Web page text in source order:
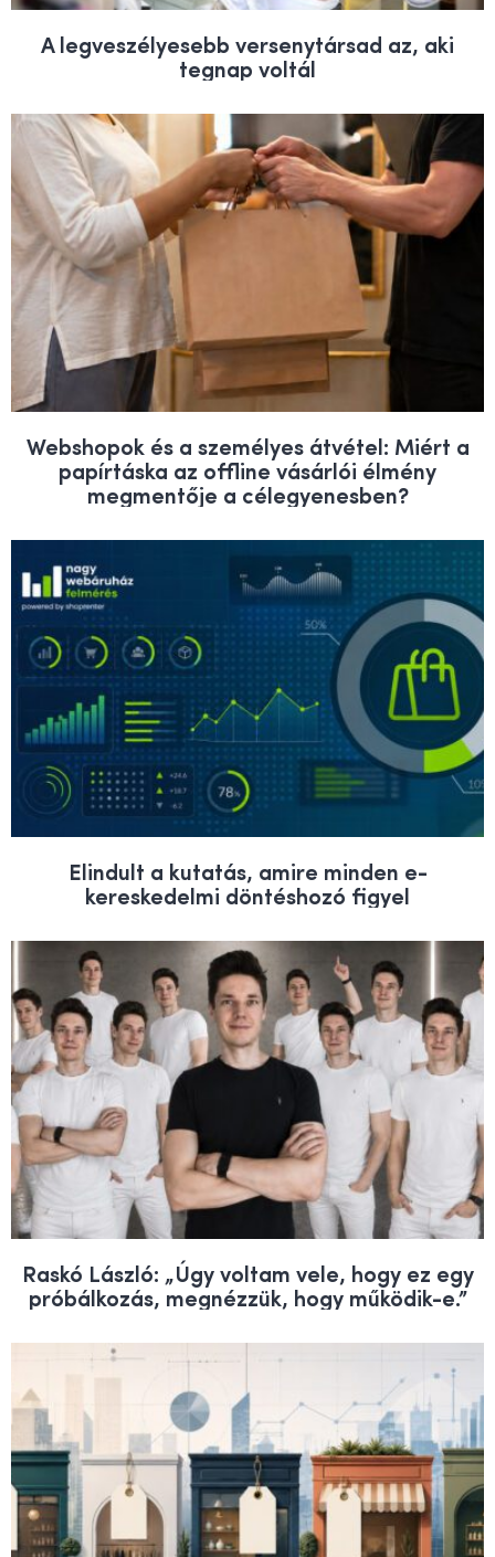
A legveszélyesebb versenytársad az, aki
tegnap voltál
Webshopok és a személyes átvétel: Miért a
papírtáska az offline vásárlói élmény
megmentője a célegyenesben?
Elindult a kutatás, amire minden e-
kereskedelmi döntéshozó figyel
Raskó László: „Úgy voltam vele, hogy ez egy
próbálkozás, megnézzük, hogy működik-e.”